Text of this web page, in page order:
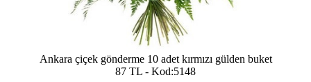
Ankara çiçek gönderme 10 adet kırmızı gülden buket
87 TL - Kod:5148